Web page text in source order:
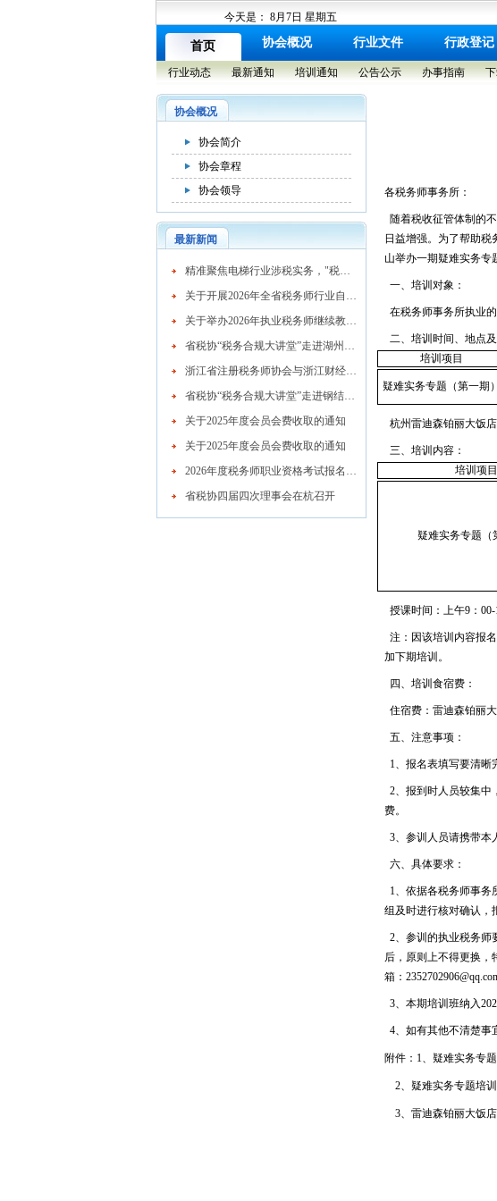
今天是： 8月7日 星期五
首页 协会概况 行业文件 行政登记
行业动态 最新通知 培训通知 公告公示 办事指南
协会概况
协会简介
协会章程
协会领导
最新新闻
​精准聚焦电梯行业涉税实务，"税务合规大讲堂"走进湖州市电梯行业协会
关于开展2026年全省税务师行业自律检查工作的通知
关于举办2026年执业税务师继续教育网络培训班的通知
省税协“税务合规大讲堂”走进湖州混凝土行业
浙江省注册税务师协会与浙江财经大学续签战略合作协议 共育高素质税务人才
省税协“税务合规大讲堂”走进钢结构行业协会精准赋能企业高质量发展
关于2025年度会员会费收取的通知
关于2025年度会员会费收取的通知
2026年度税务师职业资格考试报名公告
省税协四届四次理事会在杭召开
各税务师事务所：
随着税收征管体制的
日益增强。为了帮助
山举办一期疑难实务专
一、培训对象：
在税务师事务所执业的
二、培训时间、地点及
培训项目
疑难实务专题（第一期）
杭州雷迪森铂丽大饭店
三、培训内容：
培训项目
疑难实务专题（
授课时间：上午9：
注：因该培训内容报
加下期培训。
四、培训食宿费：
住宿费：雷迪森铂丽
五、注意事项：
1、报名表填写要清晰
2、报到时人员较集中
费。
3、参训人员请携带本
六、具体要求：
1、依据各税务师事务
组及时进行核对确认，
2、参训的执业税务师
后，原则上不得更换，
箱：
3、本期培训班纳入
4、如有其他不清楚事
附件：1、疑难实务专
2、疑难实务专题培
3、雷迪森铂丽大饭
浙江省
2024